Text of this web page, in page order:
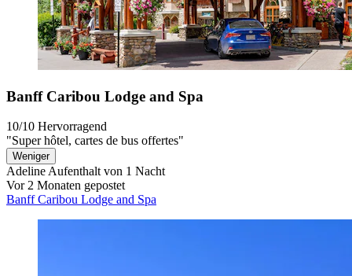
Banff Caribou Lodge and Spa
10/10 Hervorragend
"Super hôtel, cartes de bus offertes"
Weniger
Adeline Aufenthalt von 1 Nacht
Vor 2 Monaten gepostet
Banff Caribou Lodge and Spa